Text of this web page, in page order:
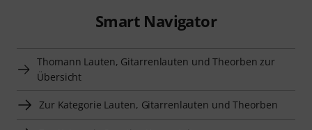
Smart Navigator
Thomann Lauten, Gitarrenlauten und Theorben zur
Übersicht
Zur Kategorie Lauten, Gitarrenlauten und Theorben